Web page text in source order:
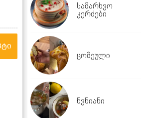
სამარხვო
კერძები
ცომეული
წვნიანი